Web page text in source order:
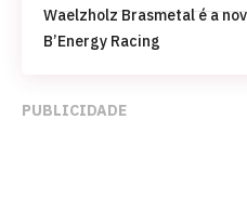
Waelzholz Brasmetal é a
B’Energy Racing
PUBLICIDADE